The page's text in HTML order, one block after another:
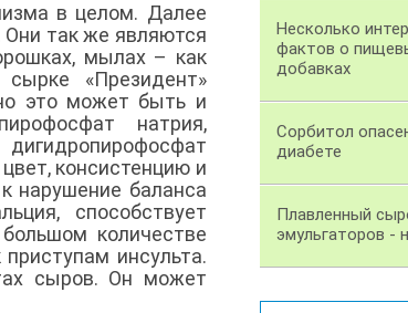
в целом. Далее
Они так же являются
мылах – как
«Президент»
это может быть и
натрия,
консистенцию и
нарушение баланса
способствует
количестве
инсульта.
сыров. Он может
Несколько
фактов о
добавках
Сорбитол
диабете
Плавленный
эмульгаторов -